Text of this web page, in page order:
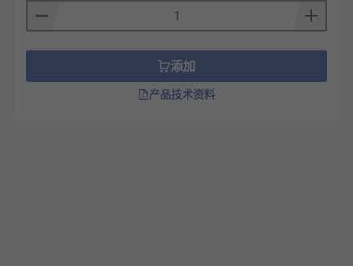
添加
产品技术资料